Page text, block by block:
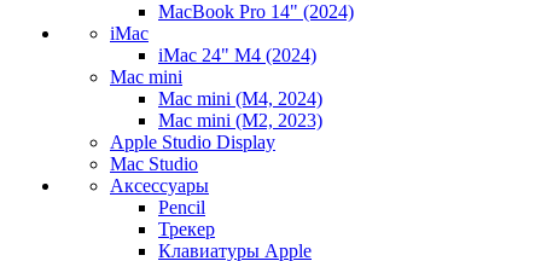
MacBook Pro 14" (2024)
iMac
iMac 24" M4 (2024)
Mac mini
Mac mini (M4, 2024)
Mac mini (M2, 2023)
Apple Studio Display
Mac Studio
Аксессуары
Pencil
Трекер
Клавиатуры Apple